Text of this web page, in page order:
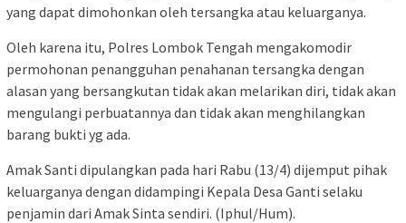
yang dapat dimohonkan oleh tersangka atau keluarganya.
Oleh karena itu, Polres Lombok Tengah mengakomodir
permohonan penangguhan penahanan tersangka dengan
alasan yang bersangkutan tidak akan melarikan diri, tidak akan
mengulangi perbuatannya dan tidak akan menghilangkan
barang bukti yg ada.
Amak Santi dipulangkan pada hari Rabu (13/4) dijemput pihak
keluarganya dengan didampingi Kepala Desa Ganti selaku
penjamin dari Amak Sinta sendiri. (Iphul/Hum).